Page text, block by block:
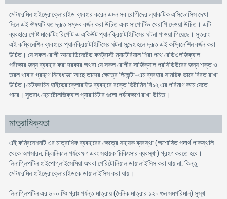
মেটফরমিন হাইড্রোক্লোরাইড ব্যবহার করেন এমন সব রোগীদের ল্যাকটিক এসিডোসিস দেখা
দিলে এই ঔষধটি যত দ্রূত সম্ভব বর্জন করা উচিত এবং সাপোর্টিভ থেরাপি দেওয়া উচিত। এটি
ব্যবহারে পোষ্ট মার্কেটিং রির্পোট এ একিউট প্যানক্রিয়াটাইটিসের ঘটনা পাওয়া গিয়েছে। সুতরাং
এই কম্বিনেশিন ব্যবহারে প্যানক্রিয়াটাইটিসের ঘটনা সন্দেহ হলে দ্রূত এই কম্বিনেশিন বর্জন করা
উচিত। যে সকল রোগী আয়োডিনেটেড কনট্রাস্ট ম্যাটেরিয়াল শিরা পথে রেডিওলজিক্যাল
পরীক্ষার জন্য ব্যবহার করা দরকার অথবা যে সকল রোগীর সার্জিক্যাল প্রসিডিউরের জন্য শক্ত ও
তরল খাবার গ্রহণে নিষেধাজ্ঞা আছে তাদের ক্ষেত্রে লিজেন্টা-এম ব্যবহার সাময়িক ভাবে বিরত রাখা
উচিত।মেটফরমিন হাইড্রোক্লোরাইড ব্যবহারে রক্তে ভিটামিন বি১২ এর পরিমাণ কমে যেতে
পারে। সুতরাং হেমাটোলজিক্যাল প্যারামিটার গুলো পর্যবেক্ষণে রাখা উচিত।
মাত্রাধিক্যতা
এই কম্বিনেশনটি এর মাত্রাধিক ব্যবহারের ক্ষেত্রে সহায়ক ব্যবস্থা (অশোষিত পদার্থ পাকস্থলি
থেকে অপসারন, ক্লিনিকাল পর্যবেক্ষণ এবং সহায়ক চিকিৎসার ব্যবস্থা) গ্রহণ করতে হবে।
লিনাগ্লিপটিন হাইপোগ্লাইসেমিয়া অথবা পেরিটোনিয়াল ডায়ালাইসিস করা যায় না, কিন্তু
মেটফরমিন হাইড্রোক্লোরাইডকে ডায়ালাইসিস করা যায়।
লিনাগ্লিপটিন এর ৬০০ মিঃ গ্রাঃ পর্যন্ত মাত্রায় (দৈনিক মাত্রার ১২০ গুন সমপরিমান) সুস্থ